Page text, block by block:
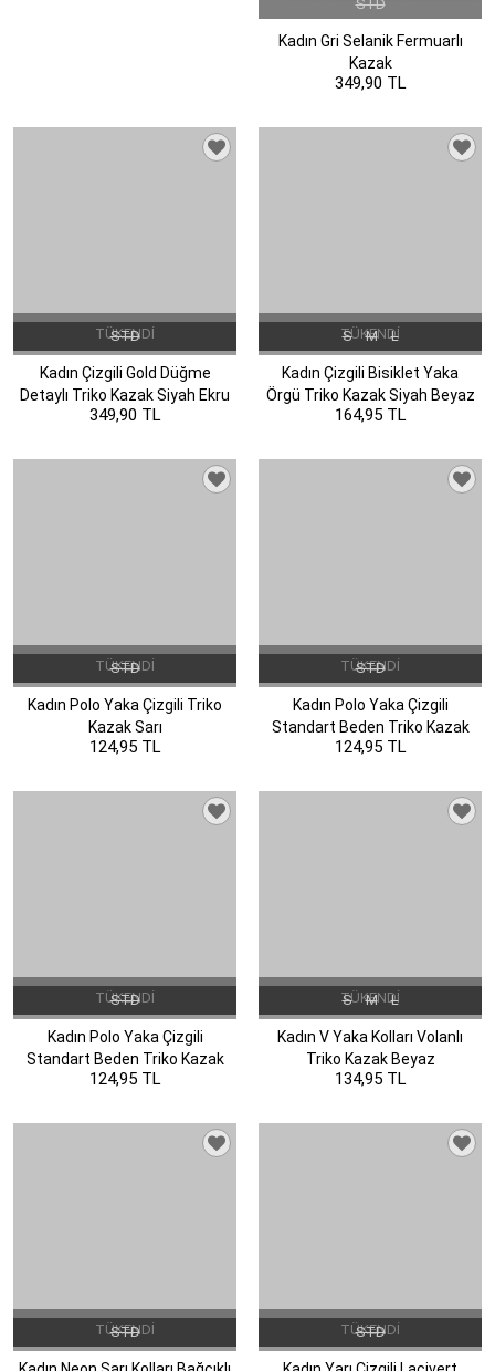
STD
Kadın Gri Selanik Fermuarlı
Kazak
349,90 TL
TÜKENDI
STD
Kadın Çizgili Gold Düğme
Detaylı Triko Kazak Siyah Ekru
349,90 TL
TÜKENDI
S M L
Kadın Çizgili Bisiklet Yaka
Örgü Triko Kazak Siyah Beyaz
164,95 TL
TÜKENDI
STD
Kadın Polo Yaka Çizgili Triko
Kazak Sarı
124,95 TL
TÜKENDI
STD
Kadın Polo Yaka Çizgili
Standart Beden Triko Kazak
Yeşil
124,95 TL
TÜKENDI
STD
Kadın Polo Yaka Çizgili
Standart Beden Triko Kazak
Mavi
124,95 TL
TÜKENDI
S M L
Kadın V Yaka Kolları Volanlı
Triko Kazak Beyaz
134,95 TL
TÜKENDI
STD TÜKENDI
STD